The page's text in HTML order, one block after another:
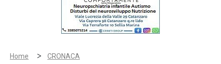
Home > CRONACA